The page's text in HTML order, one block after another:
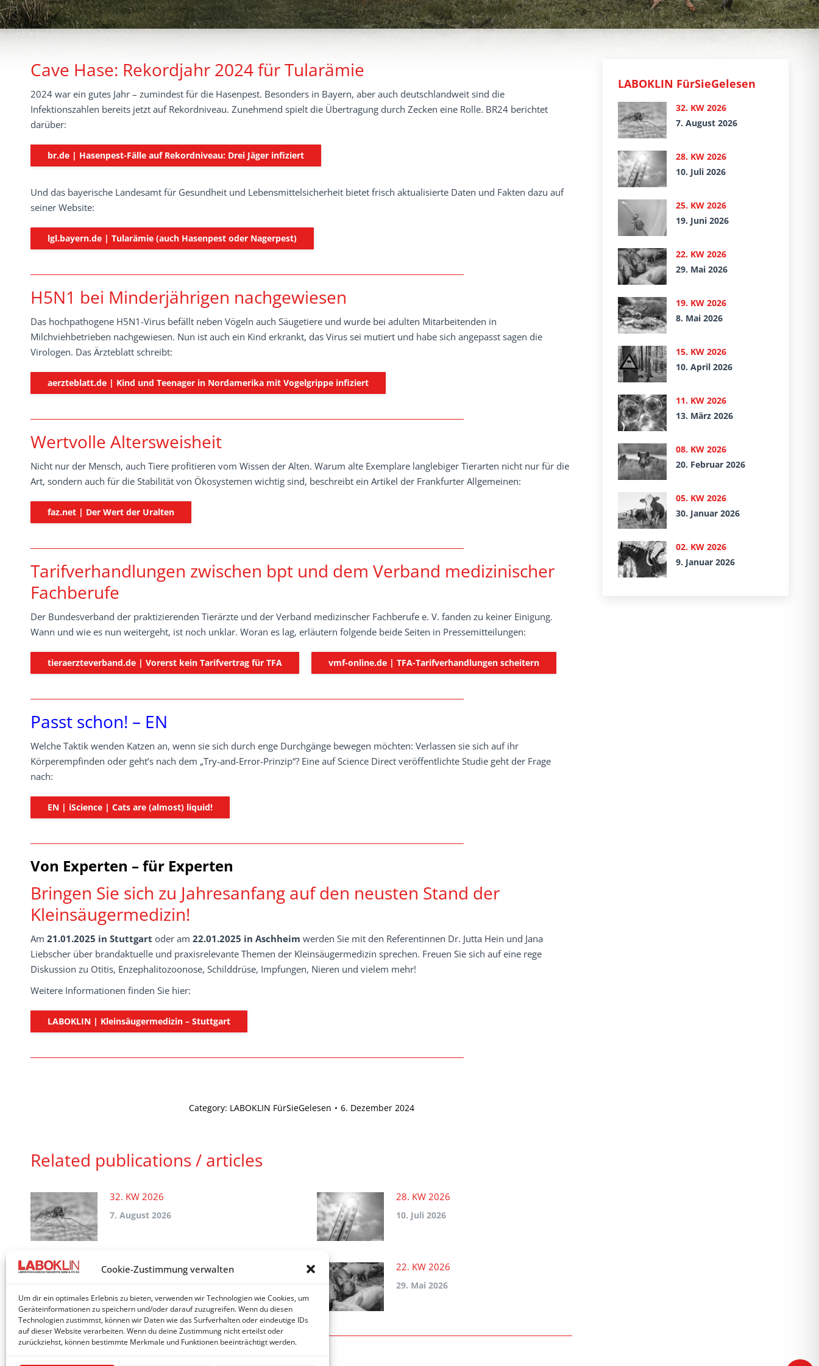
Cookie-Zustimmung verwalten
Um dir ein optimales Erlebnis zu bieten, verwenden wir Technologien wie Cookies, um
Geräteinformationen zu speichern und/oder darauf zuzugreifen. Wenn du diesen
Technologien zustimmst, können wir Daten wie das Surfverhalten oder eindeutige IDs
auf dieser Website verarbeiten. Wenn du deine Zustimmung nicht erteilst oder
zurückziehst, können bestimmte Merkmale und Funktionen beeinträchtigt werden.
Cave Hase: Rekordjahr 2024 für Tularämie
2024 war ein gutes Jahr – zumindest für die Hasenpest. Besonders in Bayern, aber auch deutschlandweit sind die
Infektionszahlen bereits jetzt auf Rekordniveau. Zunehmend spielt die Übertragung durch Zecken eine Rolle. BR24 berichtet
darüber:
br.de | Hasenpest-Fälle auf Rekordniveau: Drei Jäger infiziert
Und das bayerische Landesamt für Gesundheit und Lebensmittelsicherheit bietet frisch aktualisierte Daten und Fakten dazu auf
seiner Website:
lgl.bayern.de | Tularämie (auch Hasenpest oder Nagerpest)
H5N1 bei Minderjährigen nachgewiesen
Das hochpathogene H5N1-Virus befällt neben Vögeln auch Säugetiere und wurde bei adulten Mitarbeitenden in
Milchviehbetrieben nachgewiesen. Nun ist auch ein Kind erkrankt, das Virus sei mutiert und habe sich angepasst sagen die
Virologen. Das Ärzteblatt schreibt:
aerzteblatt.de | Kind und Teenager in Nordamerika mit Vogelgrippe infiziert
Wertvolle Altersweisheit
Nicht nur der Mensch, auch Tiere profitieren vom Wissen der Alten. Warum alte Exemplare langlebiger Tierarten nicht nur für die
Art, sondern auch für die Stabilität von Ökosystemen wichtig sind, beschreibt ein Artikel der Frankfurter Allgemeinen:
faz.net | Der Wert der Uralten
Tarifverhandlungen zwischen bpt und dem Verband medizinischer
Fachberufe
Der Bundesverband der praktizierenden Tierärzte und der Verband medizinscher Fachberufe e. V. fanden zu keiner Einigung.
Wann und wie es nun weitergeht, ist noch unklar. Woran es lag, erläutern folgende beide Seiten in Pressemitteilungen:
tieraerzteverband.de | Vorerst kein Tarifvertrag für TFA vmf-online.de | TFA-Tarifverhandlungen scheitern
Passt schon! – EN
Welche Taktik wenden Katzen an, wenn sie sich durch enge Durchgänge bewegen möchten: Verlassen sie sich auf ihr
Körperempfinden oder geht’s nach dem „Try-and-Error-Prinzip“? Eine auf Science Direct veröffentlichte Studie geht der Frage
nach:
EN | iScience | Cats are (almost) liquid!
Von Experten – für Experten
Bringen Sie sich zu Jahresanfang auf den neusten Stand der
Kleinsäugermedizin!
Am 21.01.2025 in Stuttgart oder am 22.01.2025 in Aschheim werden Sie mit den Referentinnen Dr. Jutta Hein und Jana
Liebscher über brandaktuelle und praxisrelevante Themen der Kleinsäugermedizin sprechen. Freuen Sie sich auf eine rege
Diskussion zu Otitis, Enzephalitozoonose, Schilddrüse, Impfungen, Nieren und vielem mehr!
Weitere Informationen finden Sie hier:
LABOKLIN | Kleinsäugermedizin – Stuttgart
Category: LABOKLIN FürSieGelesen 6. Dezember 2024
Related publications / articles
32. KW 2026
7. August 2026
28. KW 2026
10. Juli 2026
25. KW 2026 22. KW 2026
29. Mai 2026
LABOKLIN FürSieGelesen
32. KW 2026
7. August 2026
28. KW 2026
10. Juli 2026
25. KW 2026
19. Juni 2026
22. KW 2026
29. Mai 2026
19. KW 2026
8. Mai 2026
15. KW 2026
10. April 2026
11. KW 2026
13. März 2026
08. KW 2026
20. Februar 2026
05. KW 2026
30. Januar 2026
02. KW 2026
9. Januar 2026